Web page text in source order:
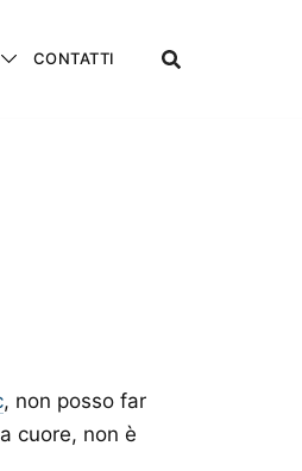
CONTATTI
, non posso far
cuore, non è